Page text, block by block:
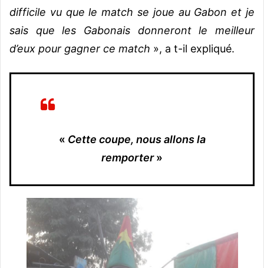
difficile vu que le match se joue au Gabon et je
sais que les Gabonais donneront le meilleur
d’eux pour gagner ce match », a t-il expliqué.
« Cette coupe, nous allons la
remporter»